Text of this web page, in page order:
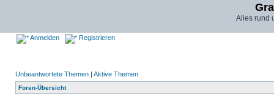
Alles rund
Anmelden Registrieren
Unbeantwortete Themen | Aktive Themen
Foren-Übersicht